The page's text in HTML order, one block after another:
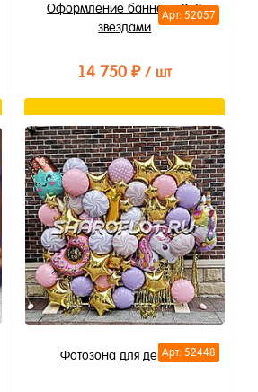
Арт: 52057
Оформление баннера 3х2
звездами
14 750 ₽/ шт
В корзину
Купить в 1 клик
В избранное
В наличии
Арт: 52448
Фотозона для девочки